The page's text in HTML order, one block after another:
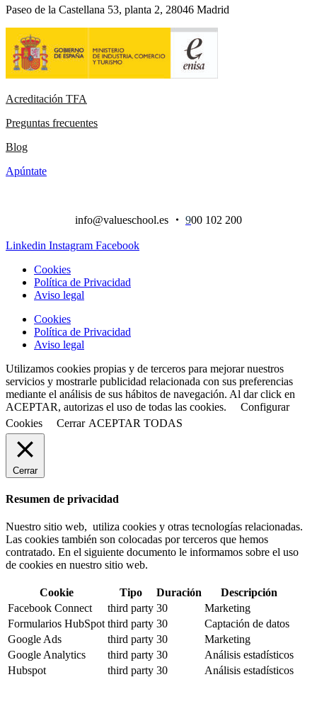
Paseo de la Castellana 53, planta 2, 28046 Madrid
Acreditación TFA
Preguntas frecuentes
Blog
Apúntate
info@valueschool.es ・ 900 102 200
Linkedin Instagram Facebook
Cookies
Política de Privacidad
Aviso legal
Cookies
Política de Privacidad
Aviso legal
Utilizamos cookies propias y de terceros para mejorar nuestros
servicios y mostrarle publicidad relacionada con sus preferencias
mediante el análisis de sus hábitos de navegación. Al dar click en
ACEPTAR, autorizas el uso de todas las cookies.
Configurar
Cookies
Cerrar ACEPTAR TODAS
Cerrar
Resumen de privacidad
Nuestro sitio web, utiliza cookies y otras tecnologías relacionadas.
Las cookies también son colocadas por terceros que hemos
contratado. En el siguiente documento le informamos sobre el uso
de cookies en nuestro sitio web.
Cookie Tipo Duración
Descripción
Facebook Connect
third party 30
Marketing
Formularios HubSpot third party 30
Captación de datos
Google Ads
third party 30
Marketing
Google Analytics
third party 30
Análisis estadísticos
Hubspot
third party 30 Análisis estadísticos